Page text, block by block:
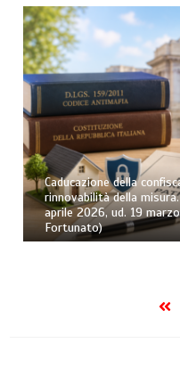
Caducazione della
rinnovabilità della
aprile 2026, ud. 19
Fortunato)